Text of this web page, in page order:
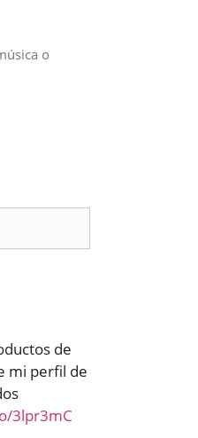
o
de
mi perfil de
3lpr3mC